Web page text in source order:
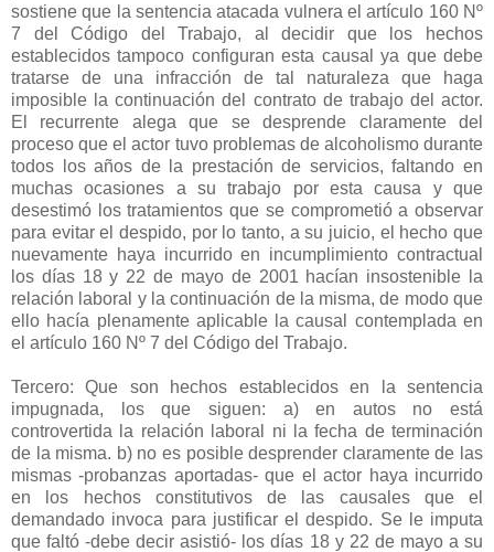
sostiene que la sentencia atacada vulnera el artículo 160 Nº
7 del Código del Trabajo, al decidir que los hechos
establecidos tampoco configuran esta causal ya que debe
tratarse de una infracción de tal naturaleza que haga
imposible la continuación del contrato de trabajo del actor.
El recurrente alega que se desprende claramente del
proceso que el actor tuvo problemas de alcoholismo durante
todos los años de la prestación de servicios, faltando en
muchas ocasiones a su trabajo por esta causa y que
desestimó los tratamientos que se comprometió a observar
para evitar el despido, por lo tanto, a su juicio, el hecho que
nuevamente haya incurrido en incumplimiento contractual
los días 18 y 22 de mayo de 2001 hacían insostenible la
relación laboral y la continuación de la misma, de modo que
ello hacía plenamente aplicable la causal contemplada en
el artículo 160 Nº 7 del Código del Trabajo.
Tercero: Que son hechos establecidos en la sentencia
impugnada, los que siguen: a) en autos no está
controvertida la relación laboral ni la fecha de terminación
de la misma. b) no es posible desprender claramente de las
mismas -probanzas aportadas- que el actor haya incurrido
en los hechos constitutivos de las causales que el
demandado invoca para justificar el despido. Se le imputa
que faltó -debe decir asistió- los días 18 y 22 de mayo a su